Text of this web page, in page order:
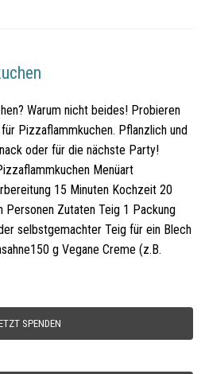
Warum nicht beides! Probieren
Pizzaflammkuchen. Pflanzlich und
oder für die nächste Party!
Menüart
15 Minuten Kochzeit 20
Personen Zutaten Teig 1 Packung
selbstgemachter Teig für ein Blech
g Vegane Creme (z.B.
SPENDEN